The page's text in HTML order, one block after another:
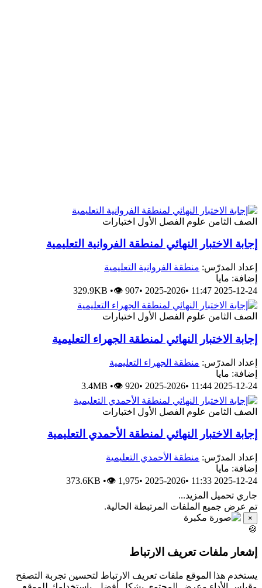
الثامن علوم الفصل الأول اختبارات
الاختبار النهائي لمنطقة الفروانية التعليمية
المدرّس: منطقة الفروانية التعليمية
مايا
2025-12-24
•
2025-2026
•
329.9KB •👁 907
الثامن علوم الفصل الأول اختبارات
الاختبار النهائي لمنطقة الجهراء التعليمية
المدرّس: منطقة الجهراء التعليمية
مايا
2025-12-24
•
2025-2026
•
3.4MB •👁 920
الثامن علوم الفصل الأول اختبارات
الاختبار النهائي لمنطقة الأحمدي التعليمية
المدرّس: منطقة الأحمدي التعليمية
مايا
2025-12-24
•
2025-2026
•
373.6KB •👁 1,975
تحميل المزيد...
عرض جميع الملفات المرتبطة الحالية.
ملفات تعريف الارتباط
هذا الموقع ملفات تعريف الارتباط لتحسين تجربة التصفح